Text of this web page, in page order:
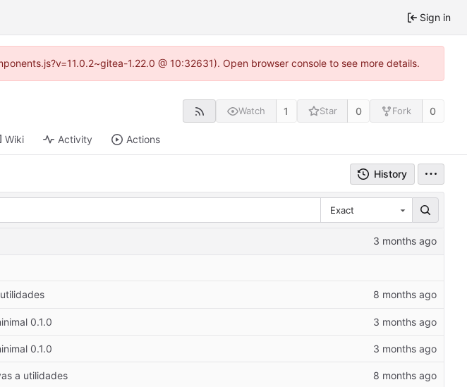
Sign in
1.22.0 @ 10:32631). Open browser console to see more details.
Watch 1 Star 0 Fork 0
Wiki Activity Actions
History
Exact
0.1.0
0.1.0
a utilidades